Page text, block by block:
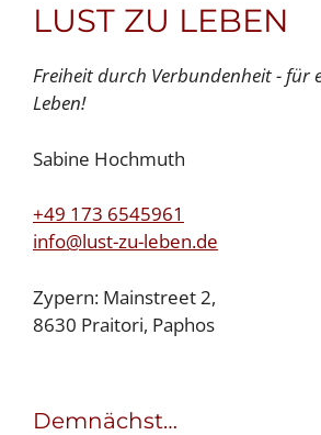
LUST ZU LEBEN
Freiheit durch Verbundenheit - für
Leben!
Sabine Hochmuth
+49 173 6545961
info@lust-zu-leben.de
Zypern: Mainstreet 2,
8630 Praitori, Paphos
Demnächst…